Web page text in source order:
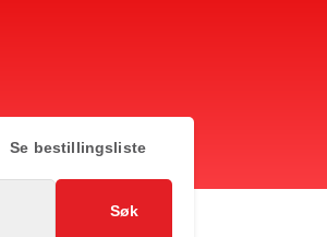
Se bestillingsliste
Søk